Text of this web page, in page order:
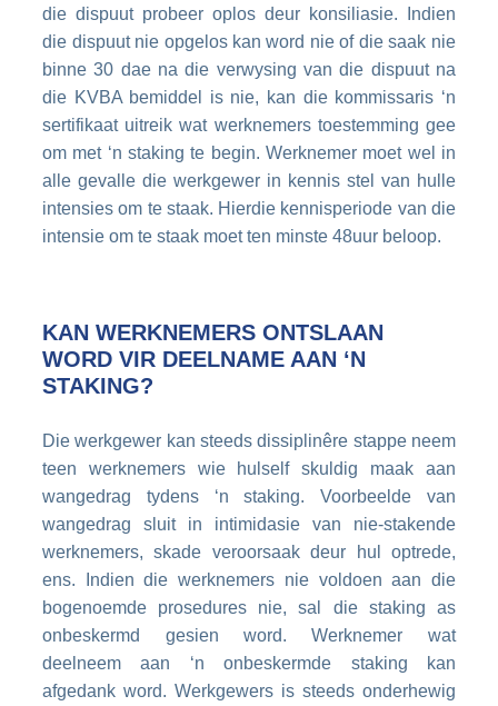
die dispuut probeer oplos deur konsiliasie. Indien
die dispuut nie opgelos kan word nie of die saak nie
binne 30 dae na die verwysing van die dispuut na
die KVBA bemiddel is nie, kan die kommissaris ‘n
sertifikaat uitreik wat werknemers toestemming gee
om met ‘n staking te begin. Werknemer moet wel in
alle gevalle die werkgewer in kennis stel van hulle
intensies om te staak. Hierdie kennisperiode van die
intensie om te staak moet ten minste 48uur beloop.
KAN WERKNEMERS ONTSLAAN
WORD VIR DEELNAME AAN ‘N
STAKING?
Die werkgewer kan steeds dissiplinêre stappe neem
teen werknemers wie hulself skuldig maak aan
wangedrag tydens ‘n staking. Voorbeelde van
wangedrag sluit in intimidasie van nie-stakende
werknemers, skade veroorsaak deur hul optrede,
ens. Indien die werknemers nie voldoen aan die
bogenoemde prosedures nie, sal die staking as
onbeskermd gesien word. Werknemer wat
deelneem aan ‘n onbeskermde staking kan
afgedank word. Werkgewers is steeds onderhewig